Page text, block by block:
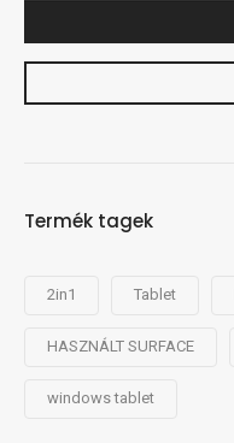
Termék tagek
2in1 Tablet
HASZNÁLT SURFACE
windows tablet